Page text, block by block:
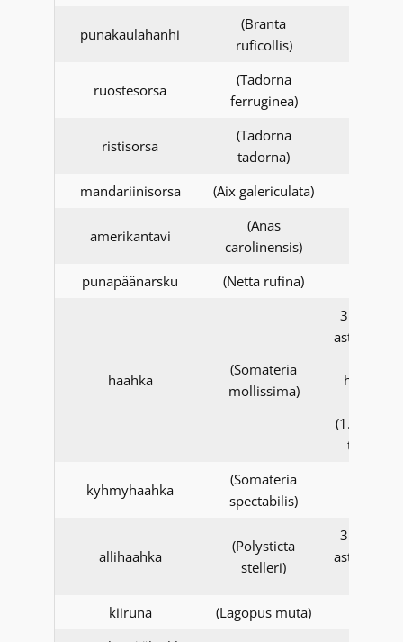
punakaulahanhi
(Branta
ruficollis)
ruostesorsa
(Tadorna
ferruginea)
ristisorsa
(Tadorna
tadorna)
mandariinisorsa
(Aix galericulata)
amerikantavi
(Anas
carolinensis)
punapäänarsku
(Netta rufina)
haahka
(Somateria
mollissima)
asti,
(1.3.-
kyhmyhaahka
(Somateria
spectabilis)
allihaahka
(Polysticta
stelleri)
asti,
kiiruna
(Lagopus muta)